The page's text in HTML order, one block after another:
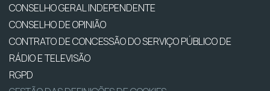
CONSELHO GERAL INDEPENDENTE
CONSELHO DE OPINIÃO
CONTRATO DE CONCESSÃO DO SERVIÇO PÚBLICO DE
RÁDIO E TELEVISÃO
RGPD